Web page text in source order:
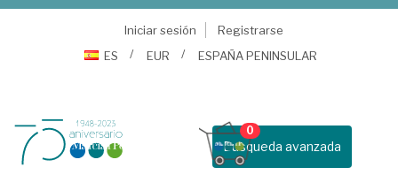
Iniciar sesión
Registrarse
ES
EUR ESPAÑA PENINSULAR
Busqueda avanzada
0